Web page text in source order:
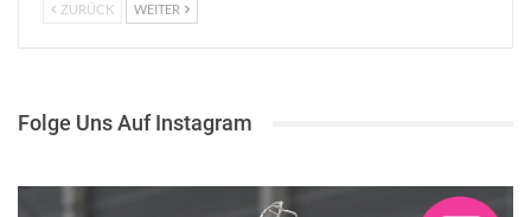
ZURÜCK WEITER
Folge Uns Auf Instagram